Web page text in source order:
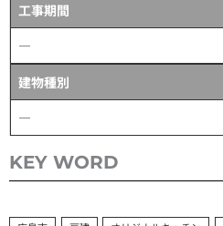
工事期間
―
建物種別
―
KEY WORD